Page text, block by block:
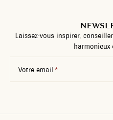
Laissez-vous inspirer,
harmonieux
Votre email